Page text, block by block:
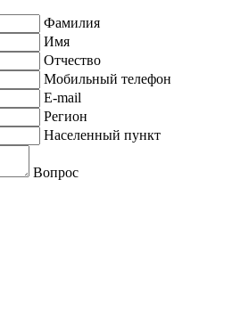
Фамилия
Имя
Отчество
Мобильный телефон
E-mail
Регион
Населенный пункт
Вопрос